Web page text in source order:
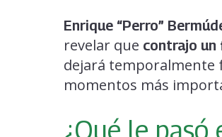
Enrique “Perro”
revelar que contrajo un
dejará temporalmente
momentos más
¿Qué le